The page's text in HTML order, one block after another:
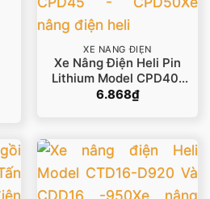
XE NÂNG ĐIỆN
Xe Nâng Điện Heli Pin
Lithium Model CPD40-
CPD45 – CPD50
6.868₫